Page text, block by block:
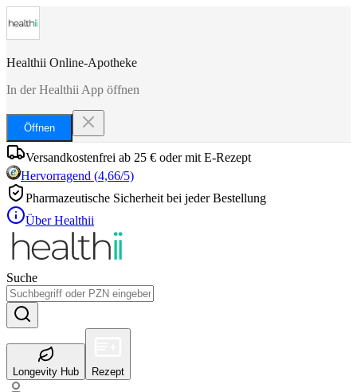
Healthii Online-Apotheke
In der Healthii App öffnen
Öffnen
Versandkostenfrei ab 25 € oder mit E-Rezept
Hervorragend (4,66/5)
Pharmazeutische Sicherheit bei jeder Bestellung
Über Healthii
Suche
Longevity Hub Rezept